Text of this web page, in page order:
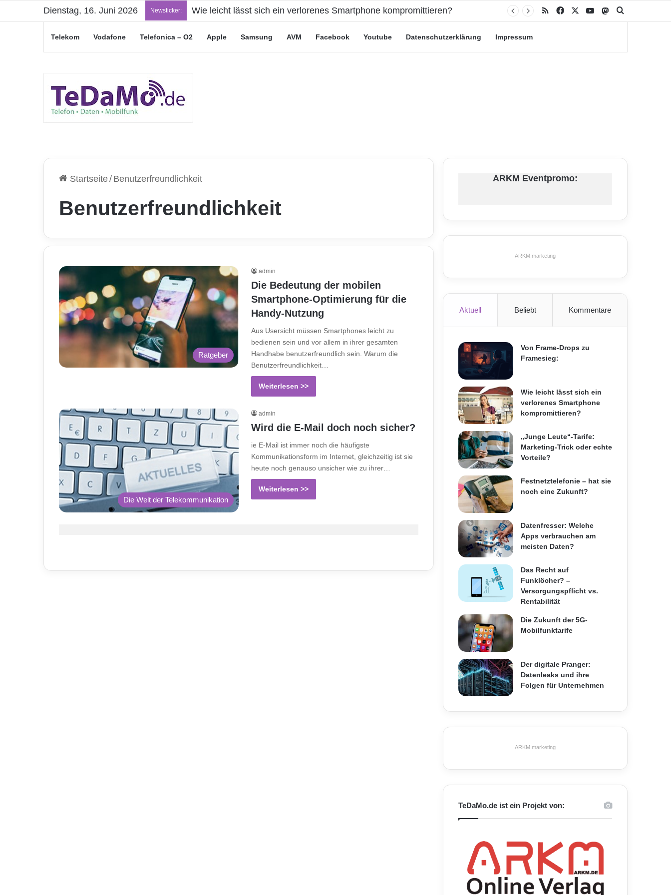
Dienstag, 16. Juni 2026 Newsticker: „Junge Leute“-Tarife: Marketing-Trick oder echte Vorteile? RSS Facebook YouTubeMastodon
Telekom Vodafone Telefonica – O2 Apple Samsung AVM Facebook Youtube Datenschutzerklärung Impressum
Startseite/ Benutzerfreundlichkeit
Benutzerfreundlichkeit
Ratgeber
admin
Die Bedeutung der mobilen
Smartphone-Optimierung für die
Handy-Nutzung
Aus Usersicht müssen Smartphones leicht zu
bedienen sein und vor allem in ihrer gesamten
Handhabe benutzerfreundlich sein. Warum die
Benutzerfreundlichkeit…
Weiterlesen >>
Die Welt der Telekommunikation
admin
Wird die E-Mail doch noch sicher?
ie E-Mail ist immer noch die häufigste
Kommunikationsform im Internet, gleichzeitig ist sie
heute noch genauso unsicher wie zu ihrer…
Weiterlesen >>
ARKM Eventpromo:
ARKM.marketing
Aktuell Beliebt Kommentare
Von Frame-Drops zu
Framesieg:
Wie leicht lässt sich ein
verlorenes Smartphone
kompromittieren?
„Junge Leute“-Tarife:
Marketing-Trick oder echte
Vorteile?
Festnetztelefonie – hat sie
noch eine Zukunft?
Datenfresser: Welche
Apps verbrauchen am
meisten Daten?
Das Recht auf
Funklöcher? –
Versorgungspflicht vs.
Rentabilität
Die Zukunft der 5G-
Mobilfunktarife
Der digitale Pranger:
Datenleaks und ihre
Folgen für Unternehmen
ARKM.marketing
TeDaMo.de ist ein Projekt von: